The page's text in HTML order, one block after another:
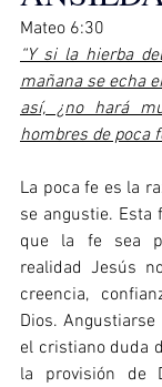
Mateo 6:30
“Y si la hierba
mañana se echa
así, ¿no hará
hombres de poca
La poca fe es la
se angustie. Esta
que la fe sea
realidad Jesús
creencia,
Dios.
el cristiano duda
la provisión de